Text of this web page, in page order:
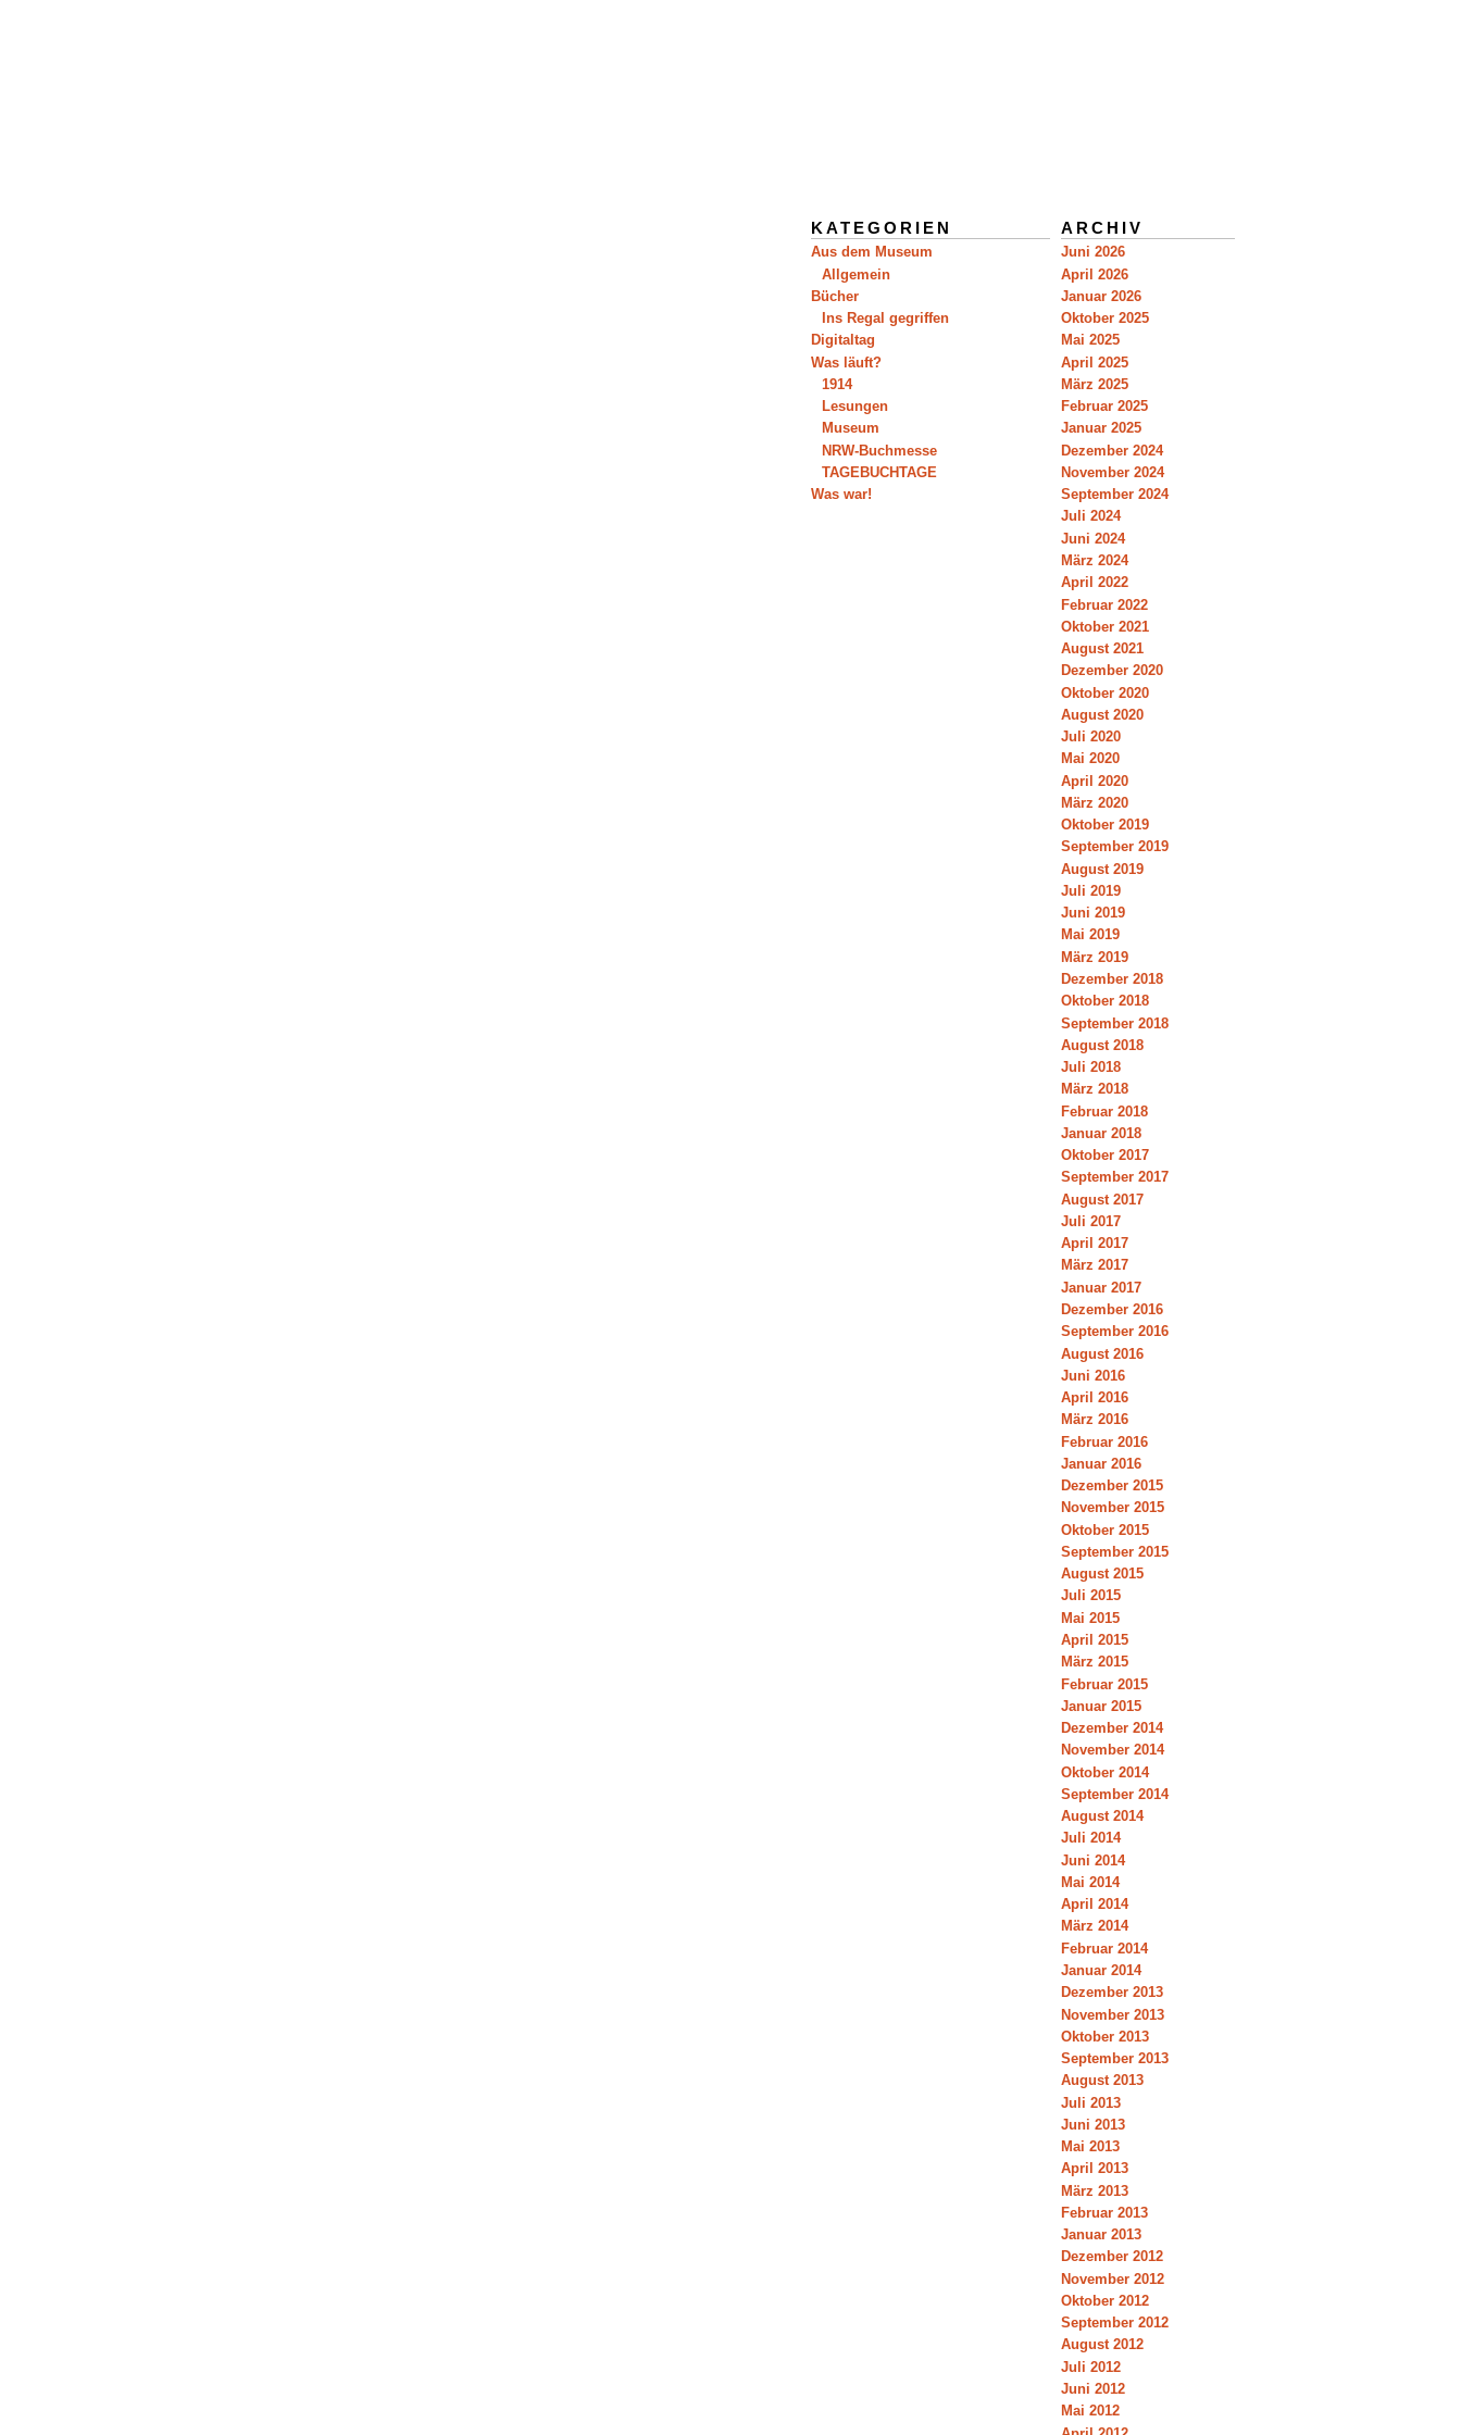
ARCHIV
Juni 2026
April 2026
Januar 2026
Oktober 2025
Mai 2025
April 2025
März 2025
Februar 2025
Januar 2025
Dezember 2024
November 2024
September 2024
Juli 2024
Juni 2024
März 2024
April 2022
Februar 2022
Oktober 2021
August 2021
Dezember 2020
Oktober 2020
August 2020
Juli 2020
Mai 2020
April 2020
März 2020
Oktober 2019
September 2019
August 2019
Juli 2019
Juni 2019
Mai 2019
März 2019
Dezember 2018
Oktober 2018
September 2018
August 2018
Juli 2018
März 2018
Februar 2018
Januar 2018
Oktober 2017
September 2017
August 2017
Juli 2017
April 2017
März 2017
Januar 2017
Dezember 2016
September 2016
August 2016
Juni 2016
April 2016
März 2016
Februar 2016
Januar 2016
Dezember 2015
November 2015
Oktober 2015
September 2015
August 2015
Juli 2015
Mai 2015
April 2015
März 2015
Februar 2015
Januar 2015
Dezember 2014
November 2014
Oktober 2014
September 2014
August 2014
Juli 2014
Juni 2014
Mai 2014
April 2014
März 2014
Februar 2014
Januar 2014
Dezember 2013
November 2013
Oktober 2013
September 2013
August 2013
Juli 2013
Juni 2013
Mai 2013
April 2013
März 2013
Februar 2013
Januar 2013
Dezember 2012
November 2012
Oktober 2012
September 2012
August 2012
Juli 2012
Juni 2012
Mai 2012
KATEGORIEN
Aus dem Museum
Allgemein
Bücher
Ins Regal gegriffen
Digitaltag
Was läuft?
1914
Lesungen
Museum
NRW-Buchmesse
TAGEBUCHTAGE
Was war!